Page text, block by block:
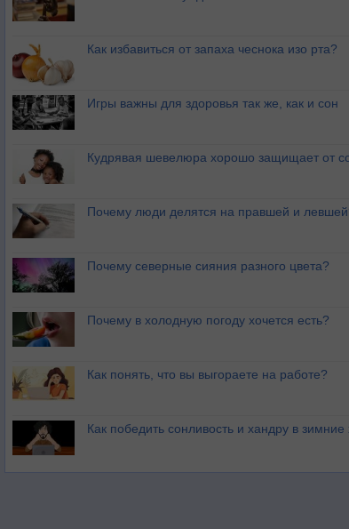
Как избавиться от запаха чеснока изо рта?
Игры важны для здоровья так же, как и сон
Кудрявая шевелюра хорошо защищает от
Почему люди делятся на правшей и
Почему северные сияния разного цвета?
Почему в холодную погоду хочется есть?
Как понять, что вы выгораете на работе?
Как победить сонливость и хандру в